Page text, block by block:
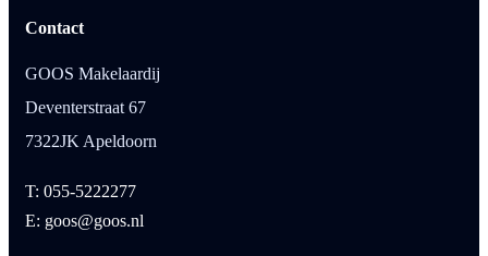
Contact
GOOS Makelaardij
Deventerstraat 67
7322JK Apeldoorn
T: 055-5222277
E: goos@goos.nl